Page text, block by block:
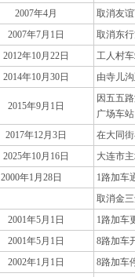
2007年4月
取消友
2007年7月1日
取消东
2012年10月22日
工人村
2014年10月30日
由寺儿
2015年9月1日
因五五
广场车站
2017年12月3日
在大同
2025年10月16日
大连市
2000年1月28日
1路加车
取消金
2001年5月1日
1路加车
2001年5月1日
8路加车
2002年1月1日
8路加车